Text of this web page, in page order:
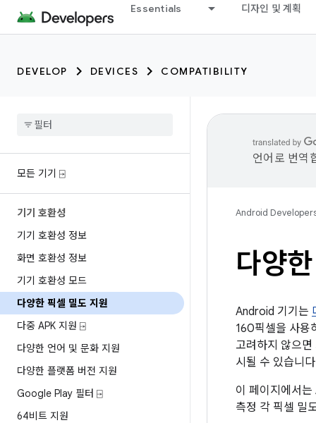
Essentials 디자인 및 계획
DEVELOP DEVICES COMPATIBILITY
모든 기기 ⍈
기기 호환성
기기 호환성 정보
화면 호환성 정보
기기 호환성 모드
다양한 픽셀 밀도 지원
다중 APK 지원 ⍈
다양한 언어 및 문화 지원
다양한 플랫폼 버전 지원
Google Play 필터 ⍈
64비트 지원
언어로 번역
Android
다양
Android 기기는
160픽셀을 사용
고려하지 않으
시될 수 있습니다
이 페이지에서
측정 각 픽셀 밀